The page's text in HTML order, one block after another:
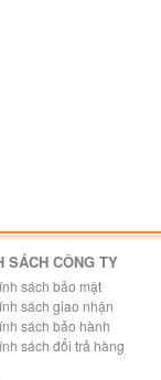
SÁCH CÔNG TY
sách bảo mật
sách giao nhận
sách bảo hành
sách đổi trả hàng